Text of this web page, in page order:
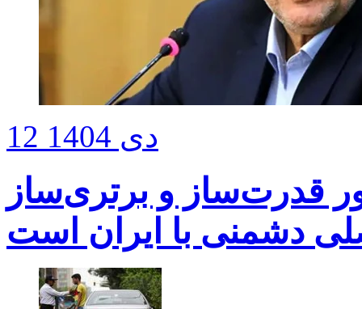
12 دی 1404
قدرت‌ساز و برتری‌ساز
دشمنی با ایران است